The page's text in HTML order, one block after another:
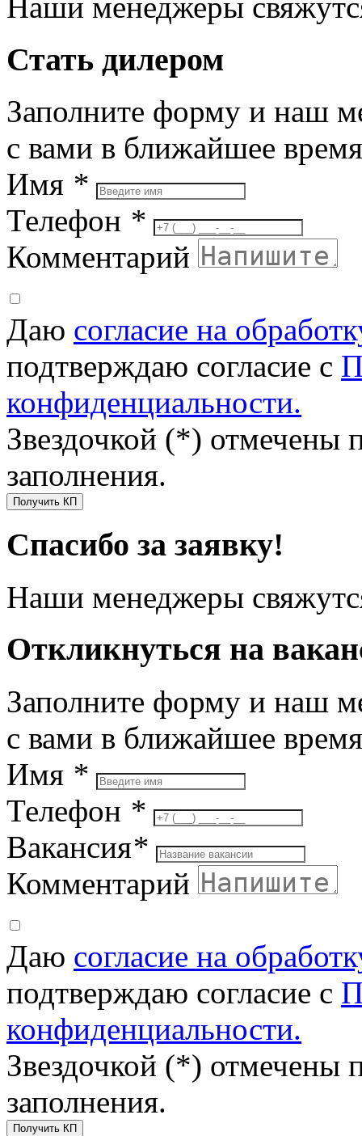
Стать дилером
Заполните форму и наш
с вами в ближайшее время
Имя *
Телефон *
Комментарий
Даю согласие на
подтверждаю согласие с
конфиденциальности.
Звездочкой (*) отмечены
заполнения.
Получить КП
Спасибо за заявку!
Наши менеджеры
Откликнуться на
Заполните форму и наш
с вами в ближайшее время
Имя *
Телефон *
Вакансия*
Комментарий
Даю согласие на
подтверждаю согласие с
конфиденциальности.
Звездочкой (*) отмечены
заполнения.
Получить КП